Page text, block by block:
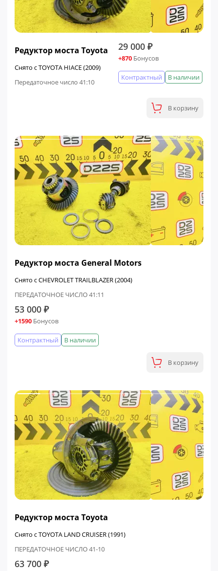
Редуктор моста Toyota
Снято с TOYOTA HIACE (2009)
Передаточное число 41:10
29 000 ₽
+870 Бонусов
В наличии
Контрактный
В корзину
Редуктор моста General Motors
Снято с CHEVROLET TRAILBLAZER (2004)
ПЕРЕДАТОЧНОЕ ЧИСЛО 41:11
53 000 ₽
+1590 Бонусов
В наличии
Контрактный
В корзину
Редуктор моста Toyota
Снято с TOYOTA LAND CRUISER (1991)
ПЕРЕДАТОЧНОЕ ЧИСЛО 41-10
63 700 ₽